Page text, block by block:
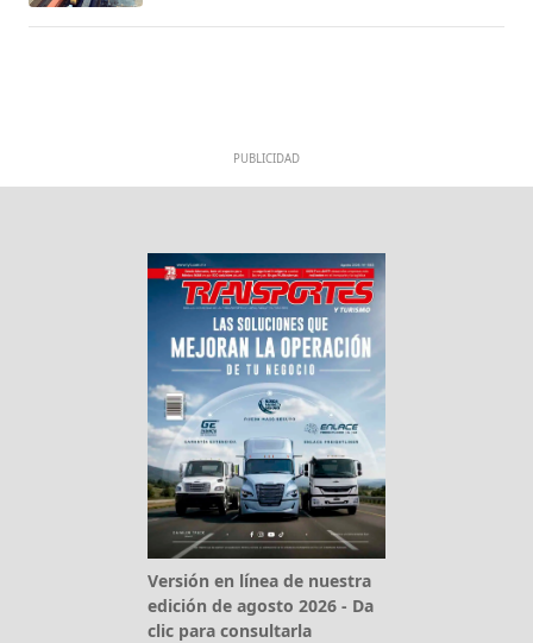
PUBLICIDAD
Versión en línea de nuestra
edición de agosto 2026 - Da
clic para consultarla